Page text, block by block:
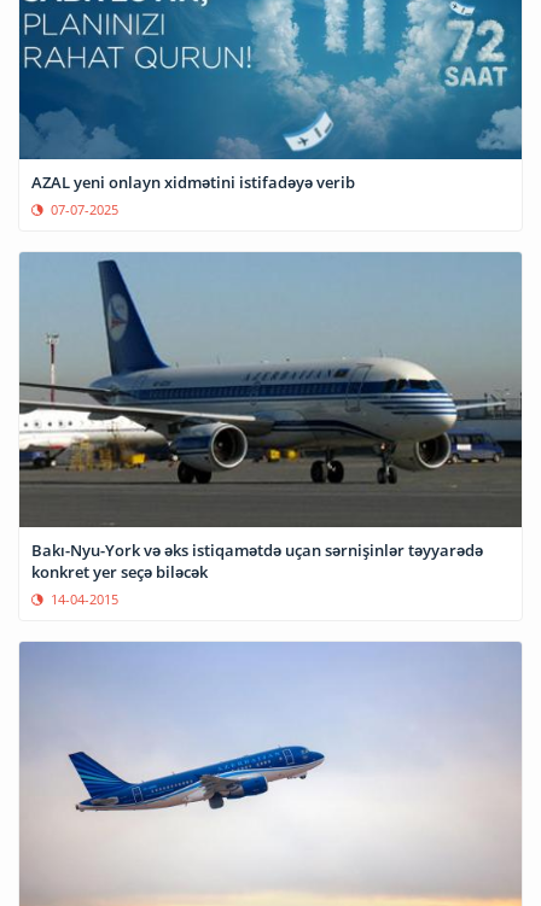
AZAL yeni onlayn xidmətini istifadəyə verib
07-07-2025
Bakı-Nyu-York və əks istiqamətdə uçan sərnişinlər təyyarədə
konkret yer seçə biləcək
14-04-2015